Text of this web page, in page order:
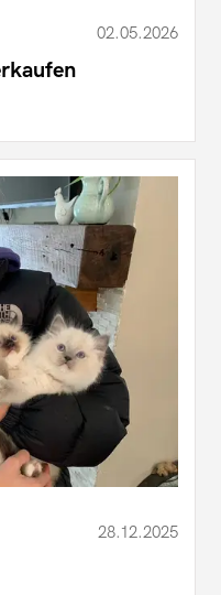
02.05.2026
28.12.2025